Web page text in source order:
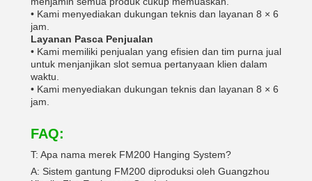
• Kami menyediakan dukungan teknis dan layanan 8 × 6
jam.
Layanan Pasca Penjualan
• Kami memiliki penjualan yang efisien dan tim purna jual
untuk menjanjikan slot semua pertanyaan klien dalam
waktu.
• Kami menyediakan dukungan teknis dan layanan 8 × 6
jam.
FAQ:
T: Apa nama merek FM200 Hanging System?
A: Sistem gantung FM200 diproduksi oleh Guangzhou